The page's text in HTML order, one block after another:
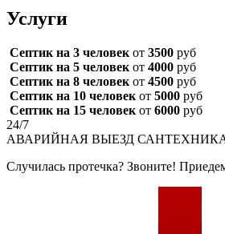
Услуги
Септик на 3 человек от 3500 руб
Септик на 5 человек от 4000 руб
Септик на 8 человек от 4500 руб
Септик на 10 человек от 5000 руб
Септик на 15 человек от 6000 руб
24/7
АВАРИЙНАЯ ВЫЕЗД
Случилась протечка? Звоните!